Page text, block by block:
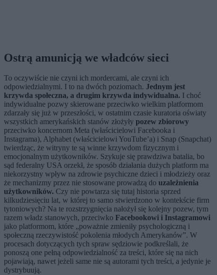
Ostrą amunicją we władców sieci
To oczywiście nie czyni ich mordercami, ale czyni ich
odpowiedzialnymi. I to na dwóch poziomach. Jednym jest
krzywda społeczna, a drugim krzywda indywidualna. I choć
indywidualne pozwy skierowane przeciwko wielkim platformom
zdarzały się już w przeszłości, w ostatnim czasie kuratoria oświaty
wszystkich amerykańskich stanów złożyły pozew zbiorowy
przeciwko koncernom Meta (właścicielowi Facebooka i
Instagrama), Alphabet (właścicielowi YouTube’a) i Snap (Snapchat)
twierdząc, że witryny te są winne krzywdom fizycznym i
emocjonalnym użytkowników. Szykuje się prawdziwa batalia, bo
sąd federalny USA orzekł, że sposób działania dużych platform ma
niekorzystny wpływ na zdrowie psychiczne dzieci i młodzieży oraz
że mechanizmy przez nie stosowane prowadzą do uzależnienia
użytkowników. Czy nie powtarza się tutaj historia sprzed
kilkudziesięciu lat, w której to samo stwierdzono w kontekście firm
tytoniowych? Na te rozstrzygnięcia nałożył się kolejny pozew, tym
razem władz stanowych, przeciwko Facebookowi i Instagramowi
jako platformom, które „poważnie zmieniły psychologiczną i
społeczną rzeczywistość pokolenia młodych Amerykanów”. W
procesach dotyczących tych spraw sędziowie podkreślali, że
ponoszą one pełną odpowiedzialność za treści, które się na nich
pojawiają, nawet jeżeli same nie są autorami tych treści, a jedynie je
dystrybuują.